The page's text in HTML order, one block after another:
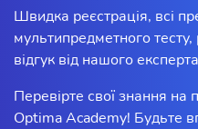
Швидка реєстрація, всі
мультипредметного тесту,
відгук від нашого
Перевірте свої знання на
Optima Academy! Будьте